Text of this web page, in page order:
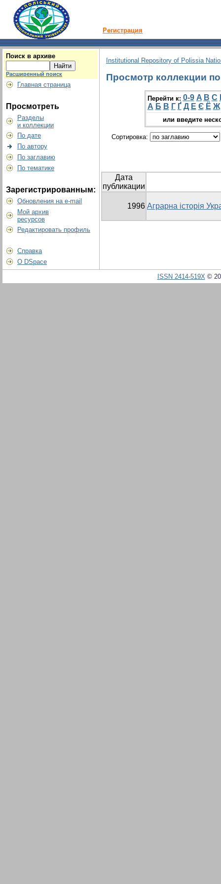
Регистрация
Поиск в архиве
Расширенный поиск
Главная страница
Просмотреть
Разделы
и коллекции
По дате
По автору
По заглавию
По тематике
Зарегистрированным:
Обновления на e-mail
Мой архив
ресурсов
Редактировать профиль
Справка
О DSpace
Institutional Repository of Polissia
Просмотр коллекции
Перейти к: 0-9 A B C
А Б В Г Ґ Д Е Є Ё Ж
или введите
Сортировка:
Дата
публикации
1996 Аграрна історія
ISSN 2414-519X©